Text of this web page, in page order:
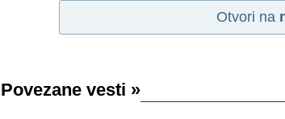
Otvori na
Povezane vesti »